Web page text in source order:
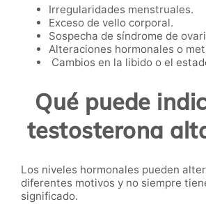
Irregularidades menstruales.
Exceso de vello corporal.
Sospecha de síndrome de
Alteraciones hormonales o
Cambios en la libido o el
Qué puede
testosterona
Los niveles hormonales pueden
diferentes motivos y no siempre
significado.